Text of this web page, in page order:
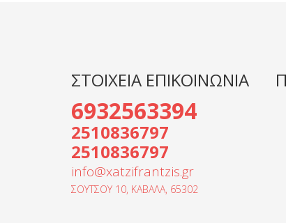
ΣΤΟΙΧΕΙΑ ΕΠΙΚΟΙΝΩΝΙΑ
6932563394
2510836797
2510836797
info@xatzifrantzis.gr
ΣΟΥΤΣΟΥ 10, ΚΑΒΑΛΑ, 65302